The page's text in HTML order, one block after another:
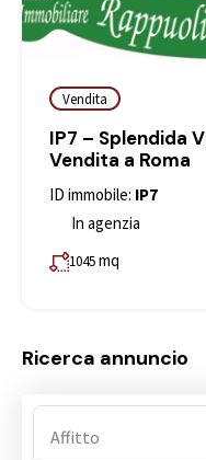
Vendita
IP7 – Splendida
Vendita a Roma
ID immobile: IP7
In agenzia
1045mq
Ricerca annuncio
Affitto